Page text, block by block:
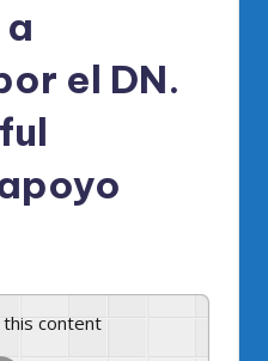
el DN.
this content